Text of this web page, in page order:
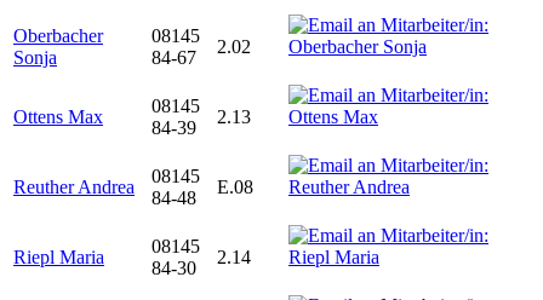
Oberbacher
Sonja
08145
84-67
2.02
Ottens Max
08145
84-39
2.13
Reuther Andrea
08145
84-48
E.08
Riepl Maria
08145
84-30
2.14